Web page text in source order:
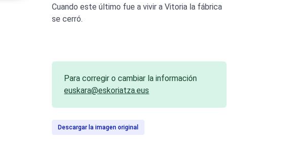
Cuando este último fue a vivir a Vitoria la fábrica
se cerró.
Para corregir o cambiar la información
euskara@eskoriatza.eus
Descargar la imagen original